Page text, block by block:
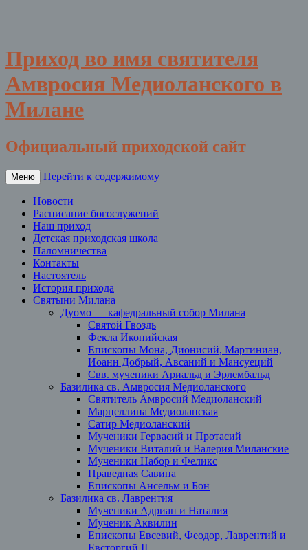
Приход во имя святителя
Амвросия Медиоланского в
Милане
Официальный приходской сайт
Меню Перейти к содержимому
Новости
Расписание богослужений
Наш приход
Детская приходская школа
Паломничества
Контакты
Настоятель
История прихода
Святыни Милана
Дуомо — кафедральный собор Милана
Святой Гвоздь
Фекла Иконийская
Епископы Мона, Дионисий, Мартиниан,
Иоанн Добрый, Авсаний и Мансуеций
Свв. мученики Ариальд и Эрлембальд
Базилика св. Амвросия Медиоланского
Святитель Амвросий Медиоланский
Марцеллина Медиоланская
Сатир Медиоланский
Мученики Гервасий и Протасий
Мученики Виталий и Валерия Миланские
Мученики Набор и Феликс
Праведная Савина
Епископы Ансельм и Бон
Базилика св. Лаврентия
Мученики Адриан и Наталия
Мученик Аквилин
Епископы Евсевий, Феодор, Лаврентий и
Евсторгий II